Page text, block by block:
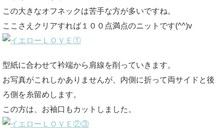
この大きなオフネックは苦手な方が多いですね。
ここさえクリアすれば１００点満点のニットです(^^)v
型紙に合わせて衿端から肩線を削っていきます。
お写真がこれしかありませんが、内側に折って両サイドと後
ろ側を糸留めします。
この方は、お袖口もカットしました。